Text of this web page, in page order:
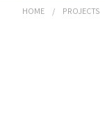
HOME / PROJECTS